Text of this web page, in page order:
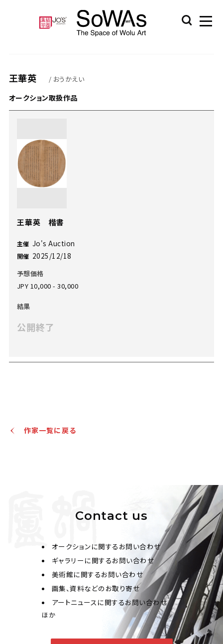
王華英 / おうかえい
オークション取扱作品
王華英 楷書
主催 Jo's Auction
開催 2025/12/18
予想価格
JPY 10,000 - 30,000
結果
公開終了
作家一覧に戻る
Contact us
オークションに関するお問い合わせ
ギャラリーに関するお問い合わせ
美術館に関するお問い合わせ
画集、資料などのお取り寄せ
アートニュースに関するお問い合わせ
ほか